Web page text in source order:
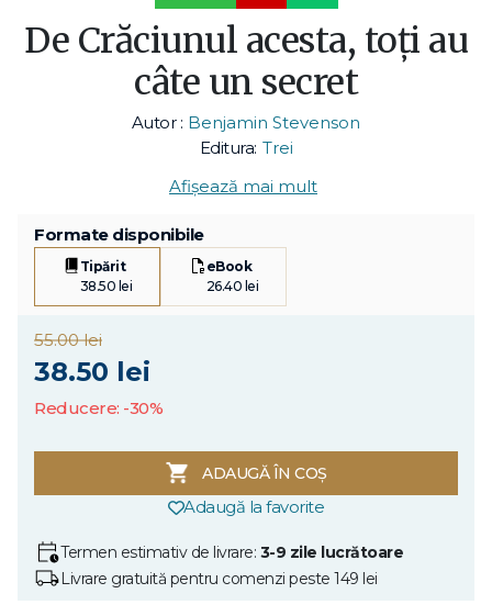
De Crăciunul acesta, toți au
câte un secret
Autor : Benjamin Stevenson
Editura: Trei
Afișează mai mult
Formate disponibile
Tipărit
38.50 lei
eBook
26.40 lei
55.00 lei
38.50 lei
Reducere: -30%
ADAUGĂ ÎN COȘ
Adaugă la favorite
Termen estimativ de livrare: 3-9 zile lucrătoare
Livrare gratuită pentru comenzi peste 149 lei